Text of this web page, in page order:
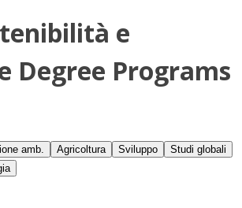
e
Degree Programs
amb. Agricoltura Sviluppo
Studi globali